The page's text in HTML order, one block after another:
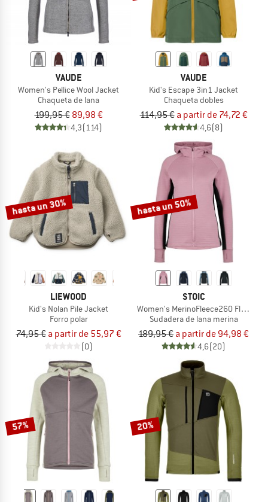
VAUDE
Women's Pellice Wool Jacket
Chaqueta de lana
199,95 € 89,98 €
4,3(114)
VAUDE
Kid's Escape 3in1 Jacket
Chaqueta dobles
114,95 € a partir de 74,72 €
4,6(8)
hasta un 30%
LIEWOOD
Kid's Nolan Pile Jacket
Forro polar
74,95 € a partir de 55,97 €
(0)
hasta un 50%
STOIC
Women's MerinoFleece260 FlenSt.
Sudadera de lana merina
189,95 € a partir de 94,98 €
4,6(20)
57% 20%